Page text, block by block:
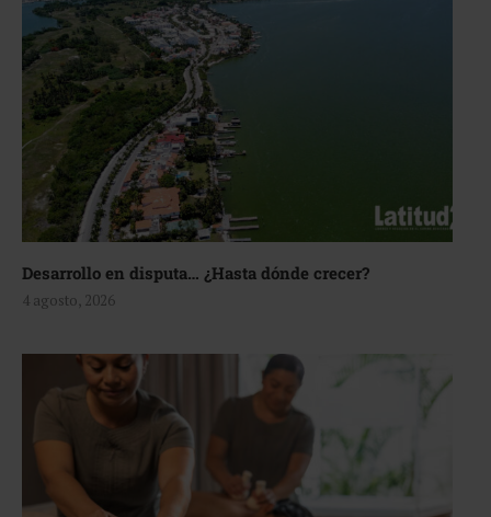
Desarrollo en disputa… ¿Hasta dónde crecer?
4 agosto, 2026